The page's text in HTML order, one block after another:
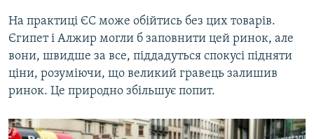
На практиці ЄС може обійтись без цих товaрів.
Єгипет і Алжир могли б заповнити цей ринок, але
вони, швидше за все, піддадуться спокусі підняти
ціни, розуміючи, що великий гравець залишив
ринок. Це природно збільшує попит.